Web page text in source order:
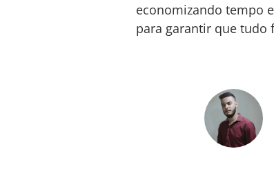
economizando tempo
para garantir que tudo